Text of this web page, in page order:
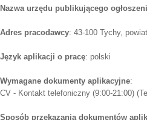
Nazwa urzędu publikującego
Adres pracodawcy: 43-100 Tychy,
Język aplikacji o pracę: polski
Wymagane dokumenty aplikacyjne:
CV - Kontakt telefoniczny (9:00-21:00)
Sposób przekazania dokumentów